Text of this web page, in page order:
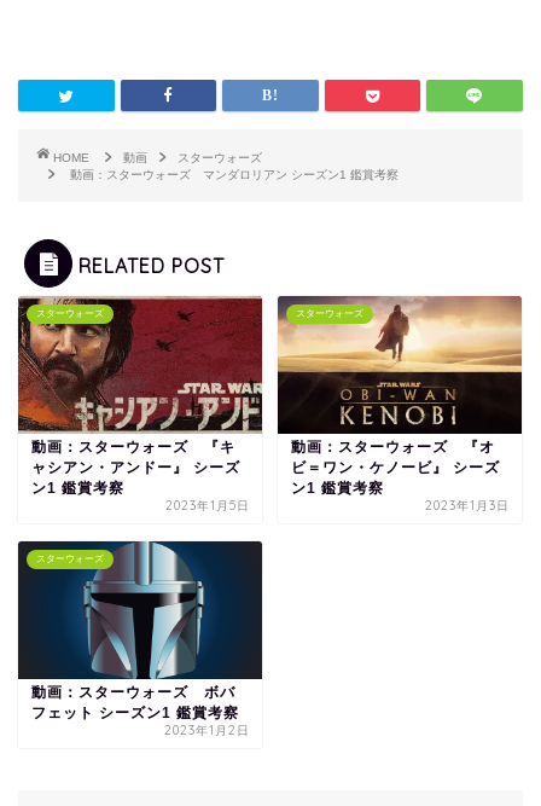
HOME 動画
スターウォーズ
動画：スターウォーズ マンダロリアン シーズン1 鑑賞考察
RELATED POST
スターウォーズ
動画：スターウォーズ 『キ
ャシアン・アンドー』 シーズ
ン1 鑑賞考察
2023年1月5日
スターウォーズ
動画：スターウォーズ 『オ
ビ＝ワン・ケノービ』 シーズ
ン1 鑑賞考察
2023年1月3日
スターウォーズ
動画：スターウォーズ ボバ
フェット シーズン1 鑑賞考察
2023年1月2日